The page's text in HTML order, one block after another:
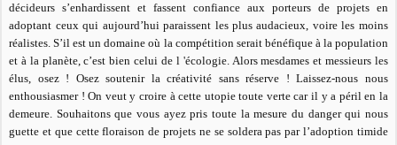
décideurs s’enhardissent et fassent confiance aux porteurs de projets en
adoptant ceux qui aujourd’hui paraissent les plus audacieux, voire les moins
réalistes. S’il est un domaine où la compétition serait bénéfique à la population
et à la planète, c’est bien celui de l 'écologie. Alors mesdames et messieurs les
élus, osez ! Osez soutenir la créativité sans réserve ! Laissez-nous nous
enthousiasmer ! On veut y croire à cette utopie toute verte car il y a péril en la
demeure. Souhaitons que vous ayez pris toute la mesure du danger qui nous
guette et que cette floraison de projets ne se soldera pas par l’adoption timide